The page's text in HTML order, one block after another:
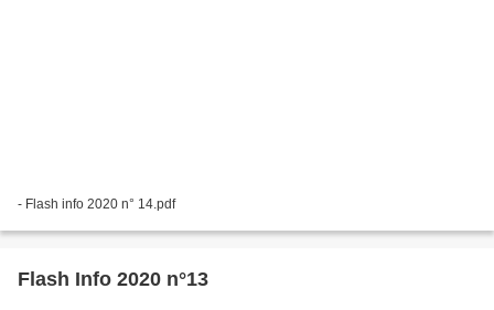
- Flash info 2020 n° 14.pdf
Flash Info 2020 n°13